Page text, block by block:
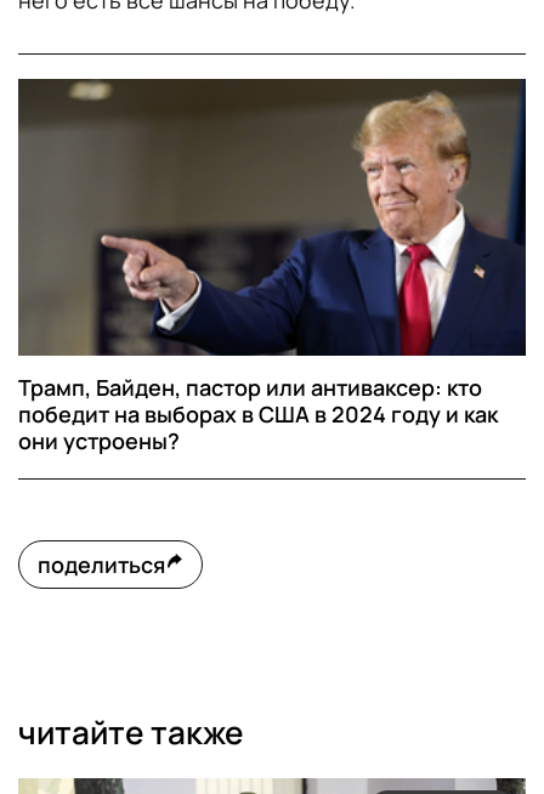
Трамп, Байден, пастор или антиваксер: кто
победит на выборах в США в 2024 году и как
они устроены?
поделиться
читайте также